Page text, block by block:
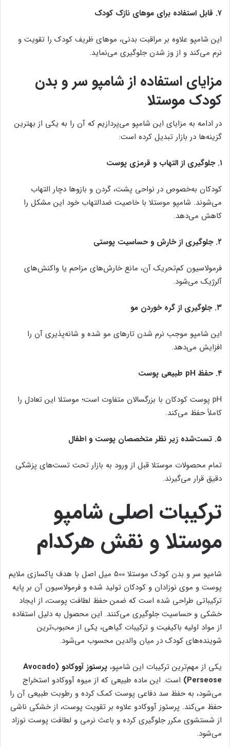
۷. قابل استفاده برای موهای نازک کودک
این شامپو علاوه بر مراقبت بدنی، موهای ظریف کودک را تقویت و
نرم می‌کند و از وز شدن جلوگیری می‌نماید.
مزایای استفاده از شامپو سر و بدن
کودک موستلا
در ادامه به مزایای این شامپو می‌پردازیم که آن را به یکی از بهترین
گزینه‌ها در بازار تبدیل کرده است:
۱. جلوگیری از التهاب و قرمزی پوست
کودکان به‌خصوص در نواحی پشت، گردن و بازوها دچار التهاب
می‌شوند. شامپو موستلا با خاصیت ضدالتهاب خود این مشکل را
کاهش می‌دهد.
۲. جلوگیری از خارش و حساسیت پوستی
فرمولاسیون کم‌تحریک آن، مانع خارش‌های مزاحم یا واکنش‌های
آلرژیک می‌شود.
۳. جلوگیری از گره خوردن مو
این شامپو موجب نرم شدن تارهای مو شده و شانه‌پذیری آن را
افزایش می‌دهد.
۴. حفظ pH طبیعی پوست
pH پوست کودکان با بزرگسالان متفاوت است؛ موستلا این تعادل را
کاملاً حفظ می‌کند.
۵. تست‌شده زیر نظر متخصصان پوست و اطفال
تمام محصولات موستلا قبل از ورود به بازار تحت تست‌های پزشکی
دقیق قرار می‌گیرند.
ترکیبات اصلی شامپو
موستلا و نقش هرکدام
شامپو سر و بدن کودک موستلا 500 میل اصل با هدف پاکسازی ملایم
پوست و موی نوزادان و کودکان تولید شده و فرمولاسیون آن بر پایه
ترکیباتی طراحی شده است که ضمن حفظ لطافت پوست، از ایجاد
خشکی و حساسیت جلوگیری می‌کنند. این محصول به دلیل استفاده
از مواد اولیه باکیفیت و ترکیبات گیاهی، یکی از محبوب‌ترین
شوینده‌های کودک در میان والدین محسوب می‌شود.
یکی از مهم‌ترین ترکیبات این شامپو،
پرسئوز آووکادو (Avocado
Perseose) است. این ماده طبیعی که از میوه آووکادو استخراج
می‌شود، به حفظ سد دفاعی پوست کمک کرده و رطوبت طبیعی آن را
حفظ می‌کند. پرسئوز آووکادو علاوه بر تقویت پوست، از خشکی ناشی
از شستشوی مکرر جلوگیری کرده و باعث نرمی و لطافت پوست نوزاد
می‌شود.